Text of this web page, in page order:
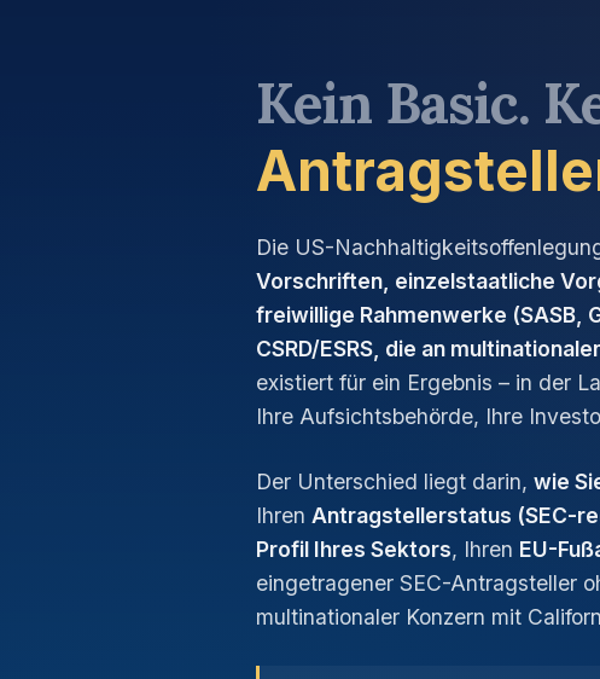
Kein Basic.
Die US-
Vorschriften, einzelstaatliche
freiwillige Rahmenwerke (SASB,
CSRD/ESRS, die an
existiert für ein Ergebnis – in der
Ihre Aufsichtsbehörde, Ihre
Der Unterschied liegt darin, wie
Ihren Antragstellerstatus (SEC-
Profil Ihres Sektors, Ihren EU-
eingetragener SEC-Antragsteller
multinationaler Konzern mit